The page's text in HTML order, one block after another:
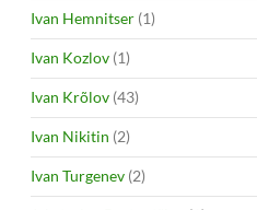
Ivan Hemnitser (1)
Ivan Kozlov (1)
Ivan Krõlov (43)
Ivan Nikitin (2)
Ivan Turgenev (2)